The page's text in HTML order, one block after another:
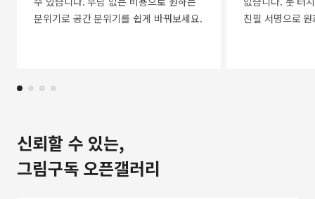
분위기로 공간 분위기를 쉽게 바꿔보세요.
친필 서명으로
신뢰할 수 있는,
그림구독 오픈갤러리